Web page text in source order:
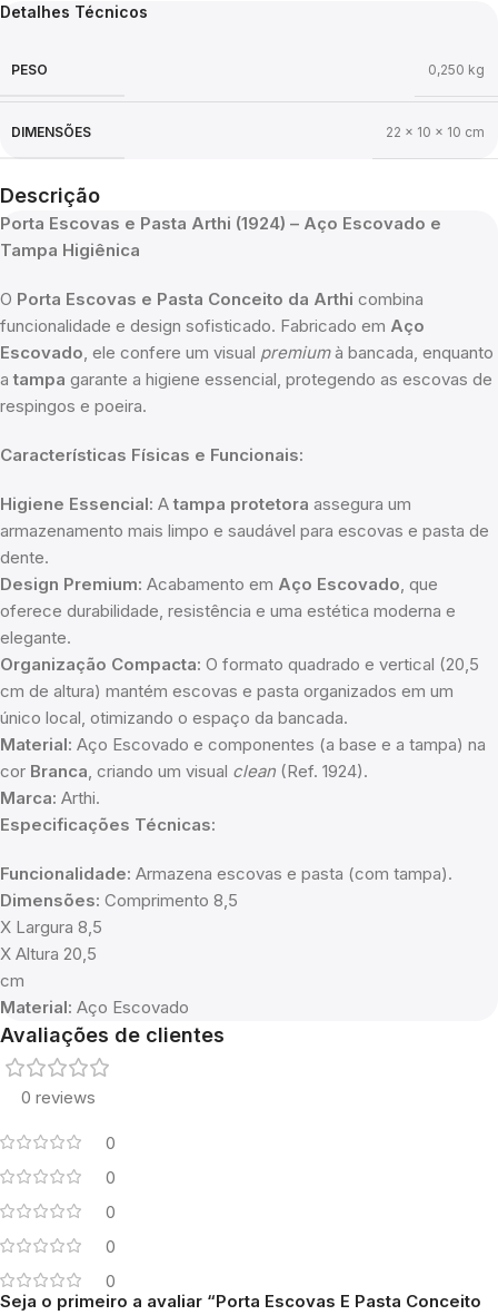
Detalhes Técnicos
PESO 0,250 kg
DIMENSÕES 22 × 10 × 10 cm
Descrição
Porta Escovas e Pasta Arthi (1924) – Aço Escovado e
Tampa Higiênica
O Porta Escovas e Pasta Conceito da Arthi combina
funcionalidade e design sofisticado. Fabricado em Aço
Escovado, ele confere um visual premiumà bancada, enquanto
a tampa garante a higiene essencial, protegendo as escovas de
respingos e poeira.
Características Físicas e Funcionais:
Higiene Essencial: A tampa protetora assegura um
armazenamento mais limpo e saudável para escovas e pasta de
dente.
Design Premium: Acabamento em Aço Escovado, que
oferece durabilidade, resistência e uma estética moderna e
elegante.
Organização Compacta: O formato quadrado e vertical (20,5
cm de altura) mantém escovas e pasta organizados em um
único local, otimizando o espaço da bancada.
Material: Aço Escovado e componentes (a base e a tampa) na
cor Branca, criando um visual clean (Ref. 1924).
Marca: Arthi.
Especificações Técnicas:
Funcionalidade: Armazena escovas e pasta (com tampa).
Dimensões: Comprimento 8,5
X Largura 8,5
X Altura 20,5
cm
Material: Aço Escovado
Avaliações de clientes
0 reviews
0
0
0
0
0
Seja o primeiro a avaliar “Porta Escovas E Pasta Conceito